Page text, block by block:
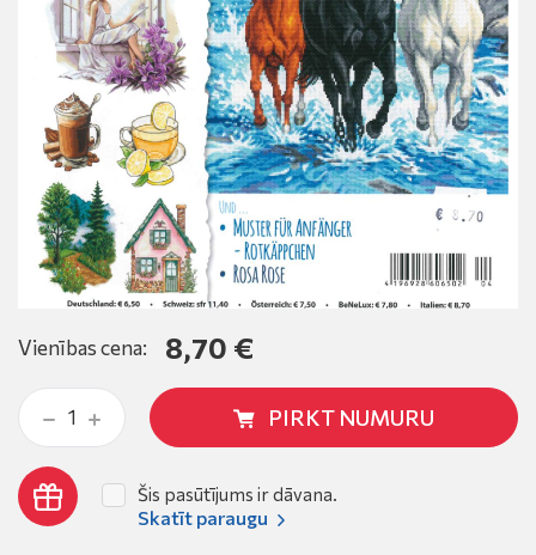
Vienības cena: 8,70 €
PIRKT NUMURU
Šis pasūtījums ir dāvana.
Skatīt paraugu